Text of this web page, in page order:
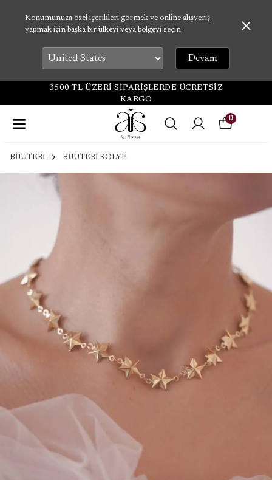
Konumunuza özel içerikleri görmek ve online alışveriş
yapmak için başka bir ülkeyi veya bölgeyi seçin.
Devam
3500 TL ÜZERİ SİPARİŞLERDE ÜCRETSİZ
KARGO
0
BİJUTERİ BİJUTERİ KOLYE